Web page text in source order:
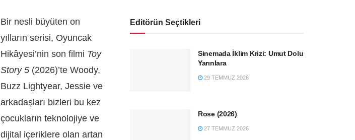
Bir nesli büyüten on
yılların serisi, Oyuncak
Hikâyesi’nin son filmi Toy
Story 5 (2026)’te Woody,
Buzz Lightyear, Jessie ve
arkadaşları bizleri bu kez
çocukların teknolojiye ve
dijital içeriklere olan artan
Editörün Seçtikleri
Sinemada İklim Krizi: Umut Dolu
Yarınlara
29 TEMMUZ 2026
Rose (2026)
27 TEMMUZ 2026